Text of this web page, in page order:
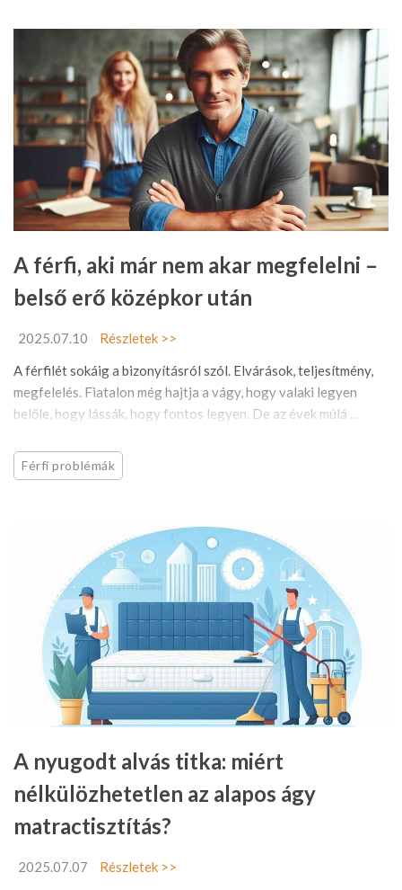
A férfi, aki már nem akar megfelelni –
belső erő középkor után
2025.07.10
Részletek >>
A férfilét sokáig a bizonyításról szól. Elvárások, teljesítmény,
megfelelés. Fiatalon még hajtja a vágy, hogy valaki legyen
belőle, hogy lássák, hogy fontos legyen. De az évek múlá ...
Férfi problémák
A nyugodt alvás titka: miért
nélkülözhetetlen az alapos ágy
matractisztítás?
2025.07.07
Részletek >>